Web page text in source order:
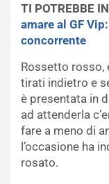
TI POTREBBE
amare al GF
concorrente
Rossetto rosso,
tirati indietro e
è presentata in
ad attenderla
fare a meno di
l’occasione ha
rosato.